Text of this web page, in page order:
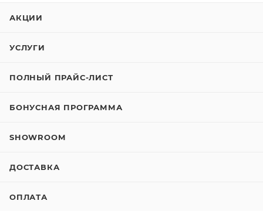
АКЦИИ
УСЛУГИ
ПОЛНЫЙ ПРАЙС-ЛИСТ
БОНУСНАЯ ПРОГРАММА
SHOWROOM
ДОСТАВКА
ОПЛАТА